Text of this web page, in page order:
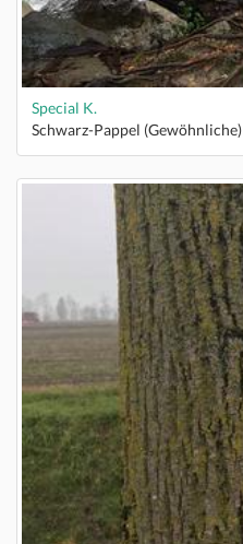
Special K.
Schwarz-Pappel (Gewöhnliche)